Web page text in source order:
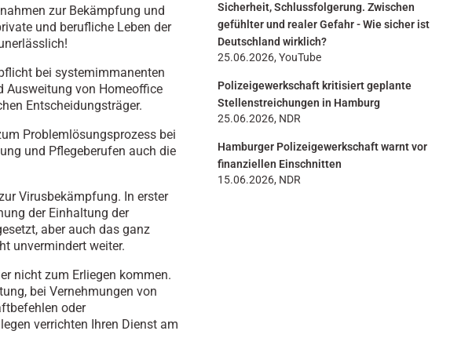
zur Bekämpfung und
und berufliche Leben der
bei systemimmanenten
Ausweitung von Homeoffice
Entscheidungsträger.
Problemlösungsprozess bei
und Pflegeberufen auch die
Virusbekämpfung. In erster
der Einhaltung der
aber auch das ganz
unvermindert weiter.
nicht zum Erliegen kommen.
bei Vernehmungen von
oder
verrichten Ihren Dienst am
Sicherheit, Schlussfolgerung. Zwischen
gefühlter und realer Gefahr - Wie sicher ist
Deutschland wirklich?
25.06.2026, YouTube
Polizeigewerkschaft kritisiert geplante
Stellenstreichungen in Hamburg
25.06.2026, NDR
Hamburger Polizeigewerkschaft warnt vor
finanziellen Einschnitten
15.06.2026, NDR